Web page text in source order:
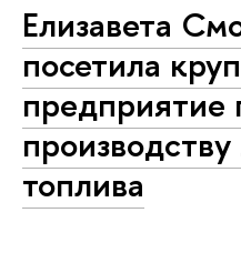
Елизавета
посетила
предприятие
топлива